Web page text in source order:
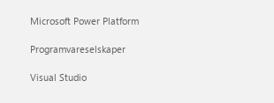
Microsoft Power Platform
Programvareselskaper
Visual Studio